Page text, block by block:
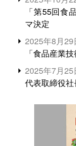
「第55回食
マ決定
2025年8月29
「食品産業
2025年7月25
代表取締役